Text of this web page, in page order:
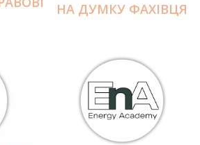
НА ДУМКУ ФАХІВЦЯ